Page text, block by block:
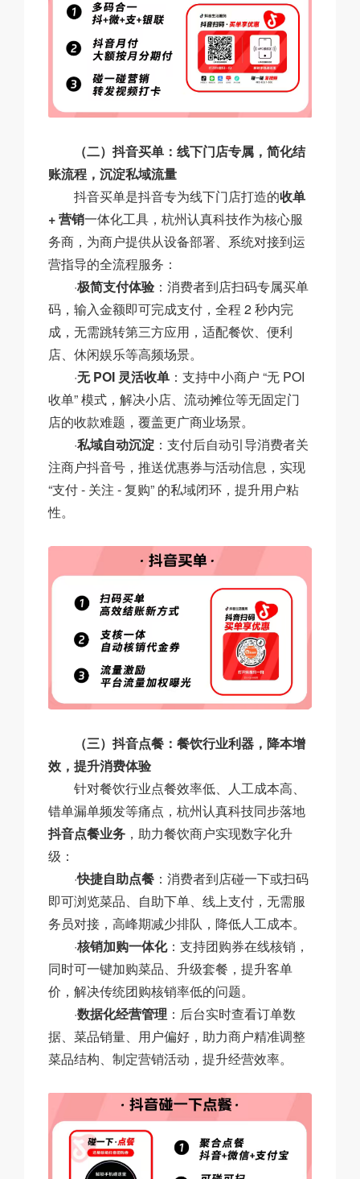
（二）抖音买单：线下门店专属，简化结
账流程，沉淀私域流量
抖音买单是抖音专为线下门店打造的收单
+ 营销一体化工具，杭州认真科技作为核心服
务商，为商户提供从设备部署、系统对接到运
营指导的全流程服务：
·极简支付体验 ：消费者到店扫码专属买单
码，输入金额即可完成支付，全程 2 秒内完
成，无需跳转第三方应用，适配餐饮、便利
店、休闲娱乐等高频场景。
·无 POI 灵活收单 ：支持中小商户 “无 POI
收单” 模式，解决小店、流动摊位等无固定门
店的收款难题，覆盖更广商业场景。
·私域自动沉淀 ：支付后自动引导消费者关
注商户抖音号，推送优惠券与活动信息，实现
“支付 - 关注 - 复购” 的私域闭环，提升用户粘
性。
（三）抖音点餐：餐饮行业利器，降本增
效，提升消费体验
针对餐饮行业点餐效率低、人工成本高、
错单漏单频发等痛点，杭州认真科技同步落地
抖音点餐业务 ，助力餐饮商户实现数字化升
级：
·快捷自助点餐 ：消费者到店碰一下或扫码
即可浏览菜品、自助下单、线上支付，无需服
务员对接，高峰期减少排队，降低人工成本。
·核销加购一体化：支持团购券在线核销，
同时可一键加购菜品、升级套餐，提升客单
价，解决传统团购核销率低的问题。
·数据化经营管理 ：后台实时查看订单数
据、菜品销量、用户偏好，助力商户精准调整
菜品结构、制定营销活动，提升经营效率。